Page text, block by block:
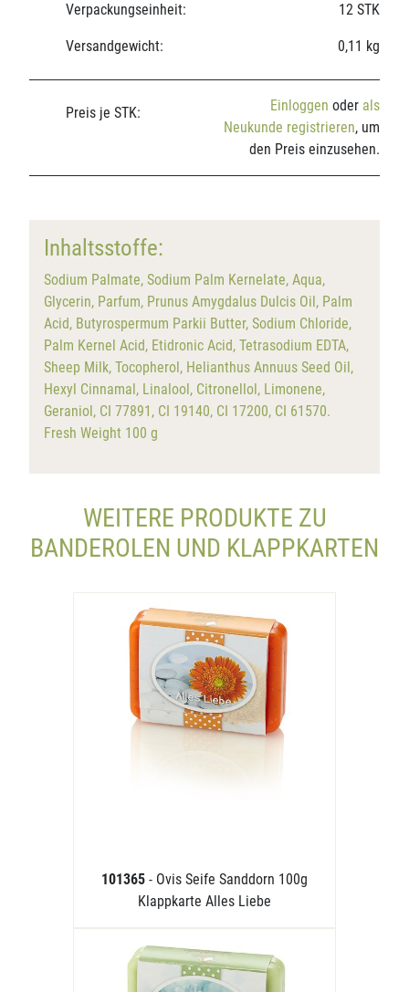
Verpackungseinheit: 12 STK
Versandgewicht: 0,11 kg
Preis je STK: Einloggen oder als
Neukunde registrieren, um
den Preis einzusehen.
Inhaltsstoffe:
Sodium Palmate, Sodium Palm Kernelate, Aqua,
Glycerin, Parfum, Prunus Amygdalus Dulcis Oil, Palm
Acid, Butyrospermum Parkii Butter, Sodium Chloride,
Palm Kernel Acid, Etidronic Acid, Tetrasodium EDTA,
Sheep Milk, Tocopherol, Helianthus Annuus Seed Oil,
Hexyl Cinnamal, Linalool, Citronellol, Limonene,
Geraniol, CI 77891, CI 19140, CI 17200, CI 61570.
Fresh Weight 100 g
WEITERE PRODUKTE ZU
BANDEROLEN UND KLAPPKARTEN
101365 - Ovis Seife Sanddorn 100g
Klappkarte Alles Liebe